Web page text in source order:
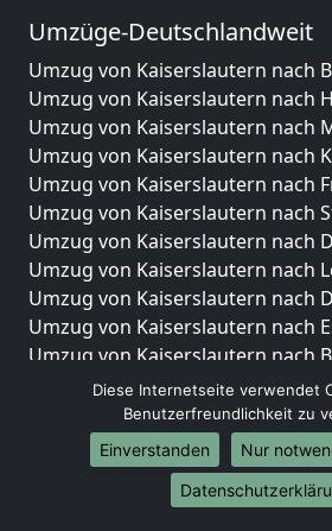
Umzüge-Deutschlandweit
Umzug von Kaiserslautern nach
Umzug von Kaiserslautern nach
Umzug von Kaiserslautern nach
Umzug von Kaiserslautern nach
Umzug von Kaiserslautern nach
Umzug von Kaiserslautern nach
Umzug von Kaiserslautern nach
Umzug von Kaiserslautern nach
Umzug von Kaiserslautern nach
Umzug von Kaiserslautern nach
Umzug von Kaiserslautern nach
Umzug von Kaiserslautern nach
Umzug von Kaiserslautern nach
Umzug von Kaiserslautern nach
Umzug von Kaiserslautern nach
Umzug von Kaiserslautern nach
Diese Internetseite verwendet
Benutzerfreundlichkeit zu
Einverstanden
Nur